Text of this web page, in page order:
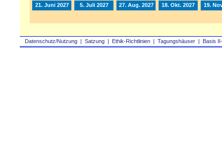
Datenschutz/Nutzung | Satzung | Ethik-Richtlinien | Tagungshäuser | Basis
21. Juni 2027
5. Juli 2027 27. Aug. 2027 18. Okt. 2027 19.